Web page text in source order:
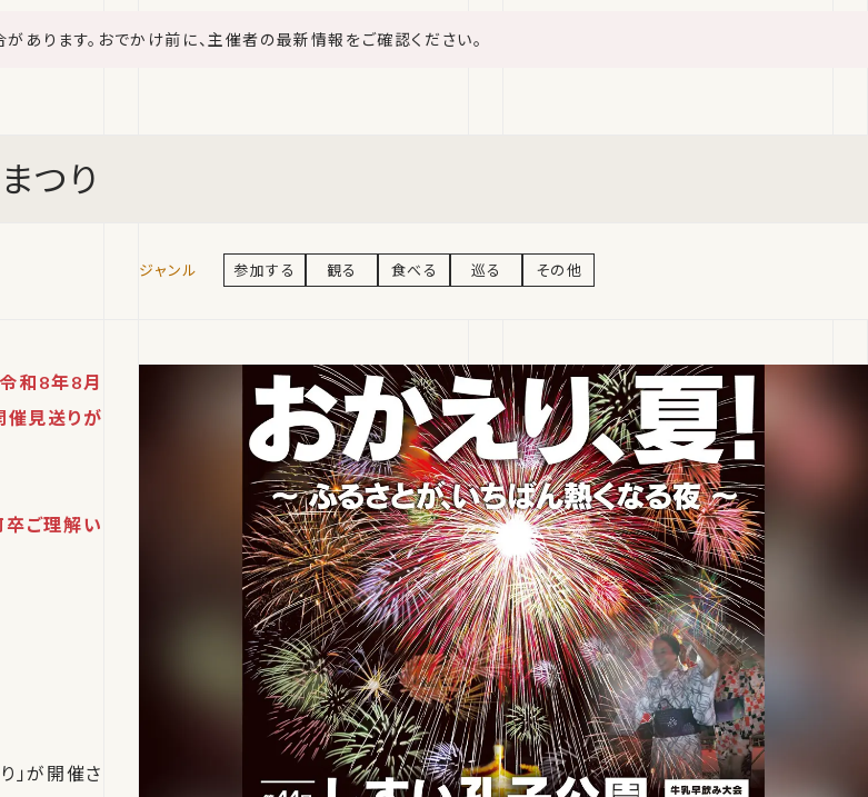
あります。おでかけ前に、主催者の最新情報をご確認ください。
つり
参加する 観る 食べる 巡る その他
和8年8月
催見送りが
卒ご理解い
」が開催さ